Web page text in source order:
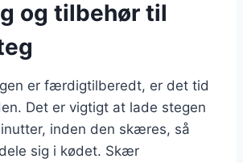
og tilbehør til
er færdigtilberedt, er det tid
Det er vigtigt at lade stegen
inden den skæres, så
sig i kødet. Skær